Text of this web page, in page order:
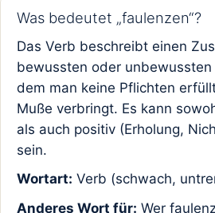
Was bedeutet „faulenzen“?
Das Verb beschreibt einen
bewussten oder
dem man keine Pflichten
Muße verbringt. Es kann
als auch positiv (Erholung,
sein.
Wortart: Verb (schwach,
Anderes Wort für: Wer